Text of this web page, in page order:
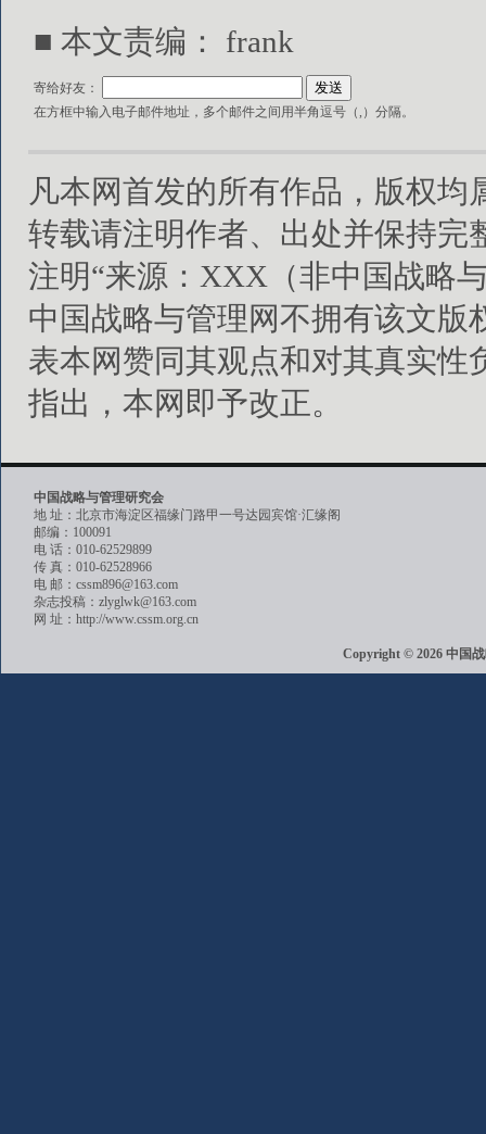
■ 本文责编： frank
寄给好友：
在方框中输入电子邮件地址，多个邮件之间用半角逗号（,）分隔。
凡本网首发的所有作品，版权
转载请注明作者、出处并保持完
注明“来源：XXX（非中国战略
中国战略与管理网不拥有该文
表本网赞同其观点和对其真实
指出，本网即予改正。
中国战略与管理研究会
地 址：北京市海淀区福缘门路甲一号达园宾馆·汇缘阁
邮编：100091
电 话：010-62529899
传 真：010-62528966
电 邮：cssm896@163.com
杂志投稿：zlyglwk@163.com
网 址：http://www.cssm.org.cn
Copyright © 2026 中国